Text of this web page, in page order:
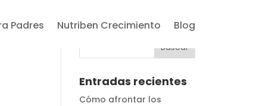
Padres Nutriben Crecimiento Blog
Entradas recientes
Cómo afrontar los